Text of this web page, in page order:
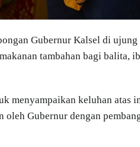
Gubernur Kalsel di
tambahan bagi balita,
menyampaikan keluhan atas
Gubernur dengan